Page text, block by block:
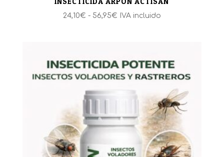
24,10€ - 56,95€Rango
24,10€
hasta
IVA incluido